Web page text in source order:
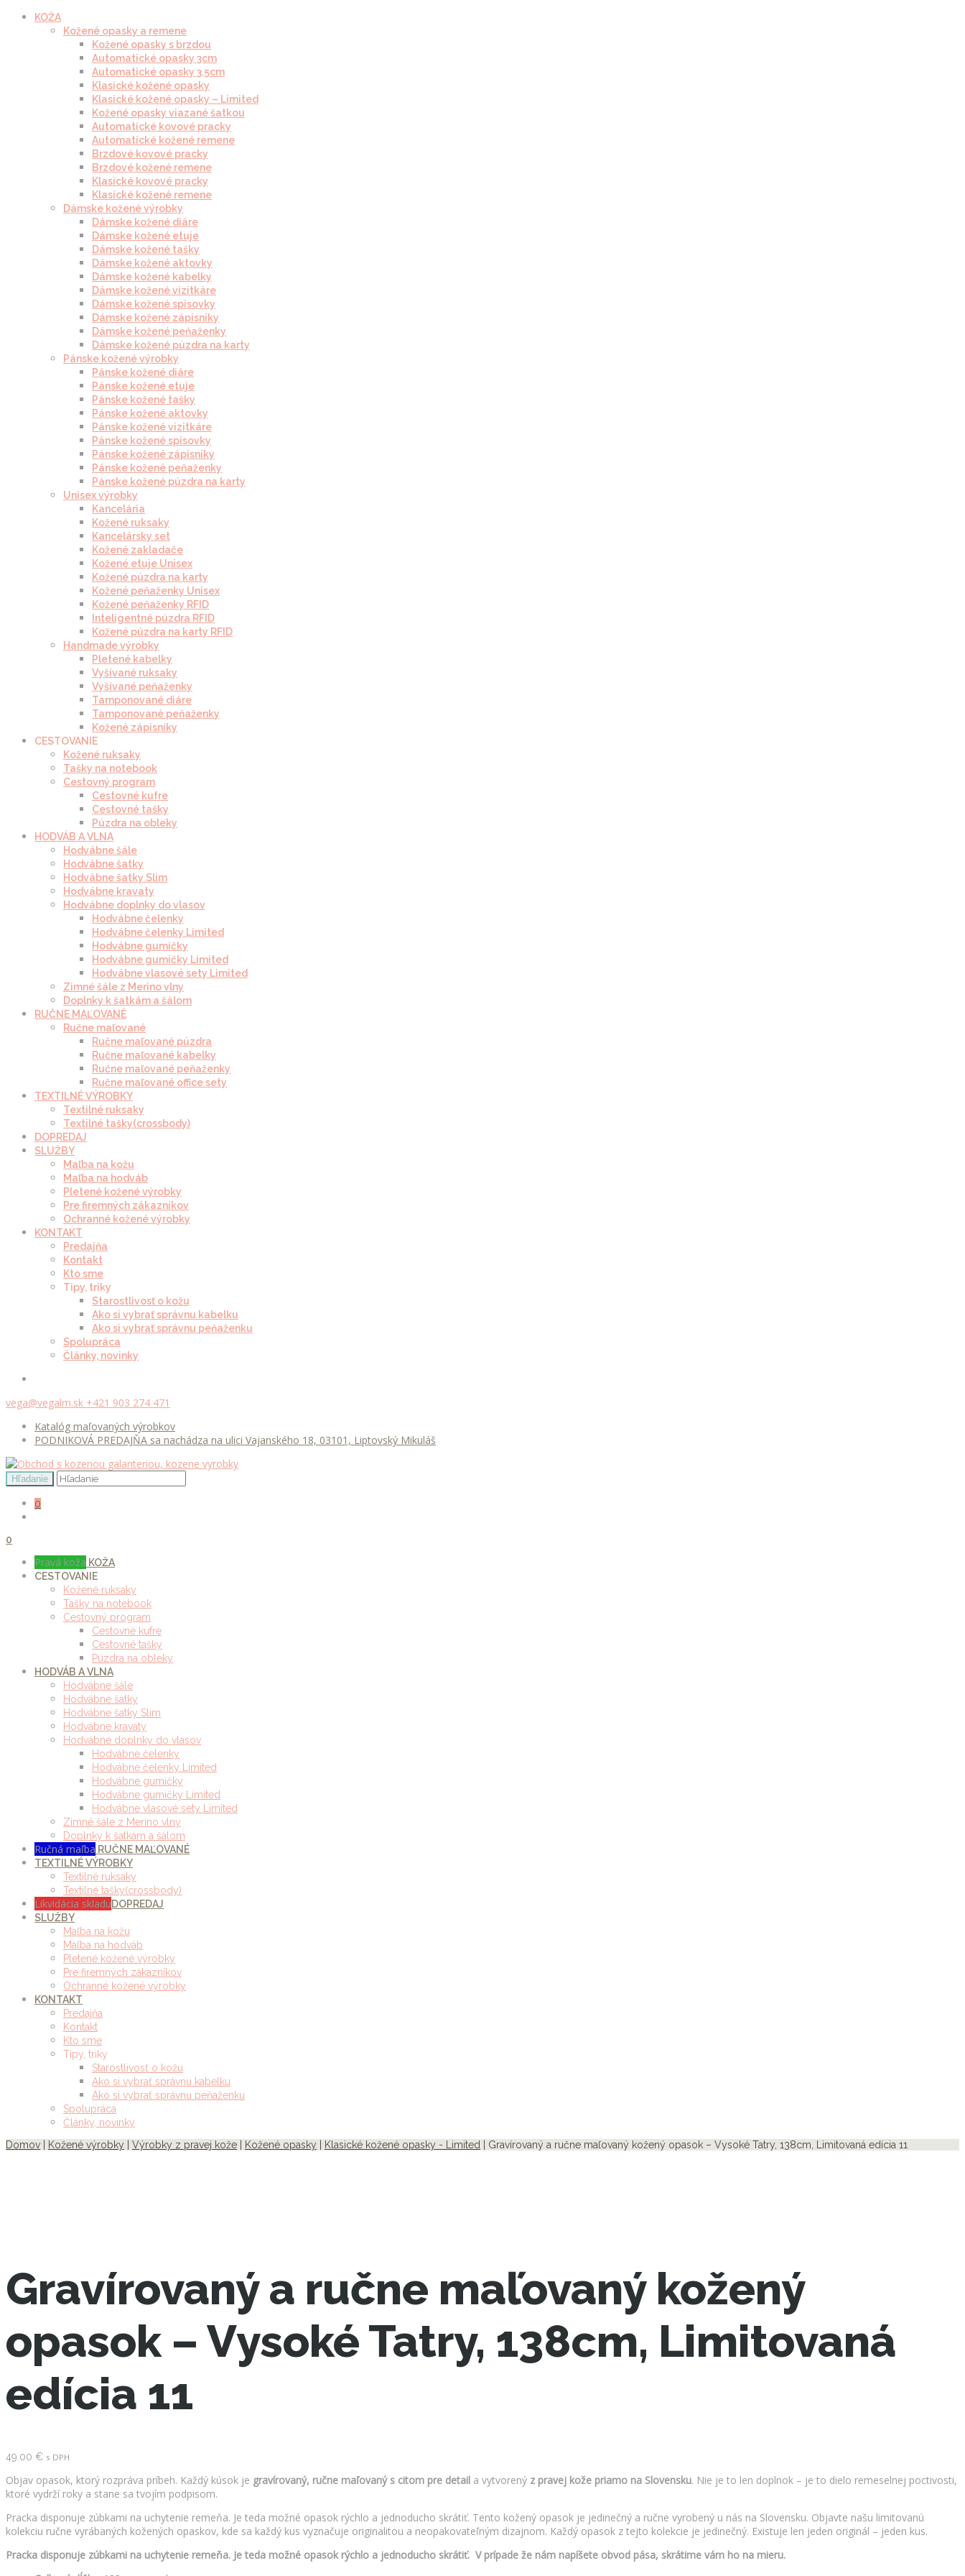
KOŽA
Kožené opasky a remene
Kožené opasky s brzdou
Automatické opasky 3cm
Automatické opasky 3.5cm
Klasické kožené opasky
Klasické kožené opasky – Limited
Kožené opasky viazané šatkou
Automatické kovové pracky
Automatické kožené remene
Brzdové kovové pracky
Brzdové kožené remene
Klasické kovové pracky
Klasické kožené remene
Dámske kožené výrobky
Dámske kožené diáre
Dámske kožené etuje
Dámske kožené tašky
Dámske kožené aktovky
Dámske kožené kabelky
Dámske kožené vizitkáre
Dámske kožené spisovky
Dámske kožené zápisníky
Dámske kožené peňaženky
Dámske kožené púzdra na karty
Pánske kožené výrobky
Pánske kožené diáre
Pánske kožené etuje
Pánske kožené tašky
Pánske kožené aktovky
Pánske kožené vizitkáre
Pánske kožené spisovky
Pánske kožené zápisníky
Pánske kožené peňaženky
Pánske kožené púzdra na karty
Unisex výrobky
Kancelária
Kožené ruksaky
Kancelársky set
Kožené zakladače
Kožené etuje Unisex
Kožené púzdra na karty
Kožené peňaženky Unisex
Kožené peňaženky RFID
Inteligentné púzdra RFID
Kožené púzdra na karty RFID
Handmade výrobky
Pletené kabelky
Vyšívané ruksaky
Vyšívané peňaženky
Tamponované diáre
Tamponované peňaženky
Kožené zápisníky
CESTOVANIE
Kožené ruksaky
Tašky na notebook
Cestovný program
Cestovné kufre
Cestovné tašky
Púzdra na obleky
HODVÁB A VLNA
Hodvábne šále
Hodvábne šatky
Hodvábne šatky Slim
Hodvábne kravaty
Hodvábne doplnky do vlasov
Hodvábne čelenky
Hodvábne čelenky Limited
Hodvábne gumičky
Hodvábne gumičky Limited
Hodvábne vlasové sety Limited
Zimné šále z Merino vlny
Doplnky k šatkám a šálom
RUČNE MAĽOVANÉ
Ručne maľované
Ručne maľované púzdra
Ručne maľované kabelky
Ručne maľované peňaženky
Ručne maľované office sety
TEXTILNÉ VÝROBKY
Textilné ruksaky
Textilné tašky(crossbody)
DOPREDAJ
SLUŽBY
Maľba na kožu
Maľba na hodváb
Pletené kožené výrobky
Pre firemných zákazníkov
Ochranné kožené výrobky
KONTAKT
Predajňa
Kontakt
Kto sme
Tipy, triky
Starostlivosť o kožu
Ako si vybrať správnu kabelku
Ako si vybrať správnu peňaženku
Spolupráca
Články, novinky
vega@vegalm.sk +421 903 274 471
Katalóg maľovaných výrobkov
PODNIKOVÁ PREDAJŇA sa nachádza na ulici Vajanského 18, 03101, Liptovský Mikuláš
0
0
Pravá koža KOŽA
CESTOVANIE
Kožené ruksaky
Tašky na notebook
Cestovný program
Cestovné kufre
Cestovné tašky
Púzdra na obleky
HODVÁB A VLNA
Hodvábne šále
Hodvábne šatky
Hodvábne šatky Slim
Hodvábne kravaty
Hodvábne doplnky do vlasov
Hodvábne čelenky
Hodvábne čelenky Limited
Hodvábne gumičky
Hodvábne gumičky Limited
Hodvábne vlasové sety Limited
Zimné šále z Merino vlny
Doplnky k šatkám a šálom
Ručná maľba RUČNE MAĽOVANÉ
TEXTILNÉ VÝROBKY
Textilné ruksaky
Textilné tašky(crossbody)
Likvidácia skladuDOPREDAJ
SLUŽBY
Maľba na kožu
Maľba na hodváb
Pletené kožené výrobky
Pre firemných zákazníkov
Ochranné kožené výrobky
KONTAKT
Predajňa
Kontakt
Kto sme
Tipy, triky
Starostlivosť o kožu
Ako si vybrať správnu kabelku
Ako si vybrať správnu peňaženku
Spolupráca
Články, novinky
Domov
Kožené výrobky Výrobky z pravej kože Kožené opasky Klasické kožené opasky - Limited | Gravírovaný a ručne maľovaný kožený opasok – Vysoké Tatry, 138cm, Limitovaná edícia 11
Gravírovaný a ručne maľovaný kožený
opasok – Vysoké Tatry, 138cm, Limitovaná
edícia 11
49.00 € s DPH
Objav opasok, ktorý rozpráva príbeh. Každý kúsok je gravírovaný, ručne maľovaný s citom pre detail a vytvorený z pravej kože priamo na Slovensku. Nie je to len doplnok – je to dielo remeselnej poctivosti,
ktoré vydrží roky a stane sa tvojím podpisom.
Pracka disponuje zúbkami na uchytenie remeňa. Je teda možné opasok rýchlo a jednoducho skrátiť. Tento kožený opasok je jedinečný a ručne vyrobený u nás na Slovensku. Objavte našu limitovanú
kolekciu ručne vyrábaných kožených opaskov, kde sa každý kus vyznačuje originalitou a neopakovateľným dizajnom. Každý opasok z tejto kolekcie je jedinečný. Existuje len jeden originál – jeden kus.
Pracka disponuje zúbkami na uchytenie remeňa. Je teda možné opasok rýchlo a jednoducho skrátiť. V prípade že nám napíšete obvod pása, skrátime vám ho na mieru.